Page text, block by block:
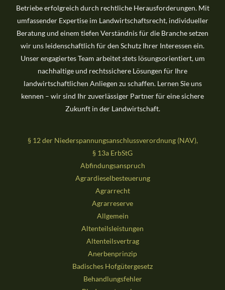
Betriebe erfolgreich durch rechtliche Herausforderungen. Mit
umfassender Expertise im Landwirtschaftsrecht, individueller
Beratung und einem tiefen Verständnis für die Branche setzen
wir uns leidenschaftlich für den Schutz Ihrer Interessen ein.
Unser engagiertes Team arbeitet stets lösungsorientiert, um
nachhaltige und rechtssichere Lösungen für Ihre
landwirtschaftlichen Anliegen zu schaffen. Lernen Sie uns
kennen – wir sind Ihr zuverlässiger Partner für eine sichere
Zukunft in der Landwirtschaft.
§ 12 der Niederspannungsanschlussverordnung (NAV),
§ 13a ErbStG
Abfindungsanspruch
Agrardieselbesteuerung
Agrarrecht
Agrarreserve
Allgemein
Altenteilsleistungen
Altenteilsvertrag
Anerbenprinzip
Badisches Hofgütergesetz
Behandlungsfehler